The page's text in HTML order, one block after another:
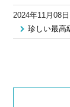
2024年11月08日
珍しい最高